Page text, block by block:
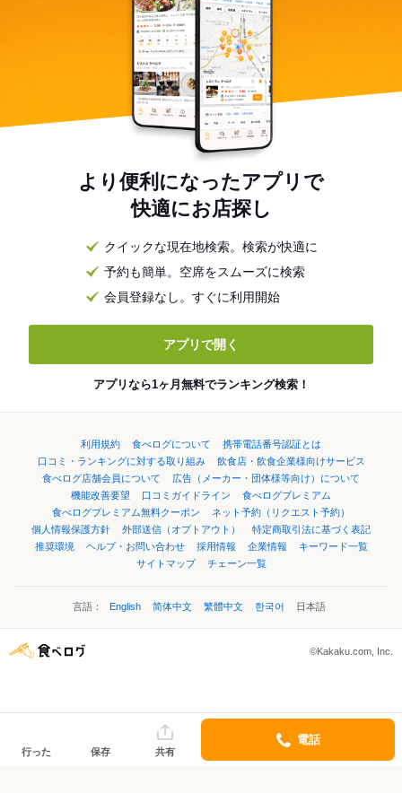
より便利になったアプリで
快適にお店探し
クイックな現在地検索。検索が快適に
予約も簡単。空席をスムーズに検索
会員登録なし。すぐに利用開始
アプリで開く
アプリなら1ヶ月無料でランキング検索！
利用規約 食べログについて
携帯電話番号認証とは
口コミ・ランキングに対する取り組み
飲食店・飲食企業様向けサービス
食べログ店舗会員について
広告（メーカー・団体様等向け）について
機能改善要望
口コミガイドライン
食べログプレミアム
食べログプレミアム無料クーポン
ネット予約（リクエスト予約）
個人情報保護方針
外部送信（オプトアウト）
特定商取引法に基づく表記
推奨環境
ヘルプ・お問い合わせ 採用情報 企業情報
キーワード一覧
サイトマップ
チェーン一覧
言語： English 简体中文 繁體中文 한국어 日本語
©Kakaku.com, Inc.
行った 保存 共有
電話